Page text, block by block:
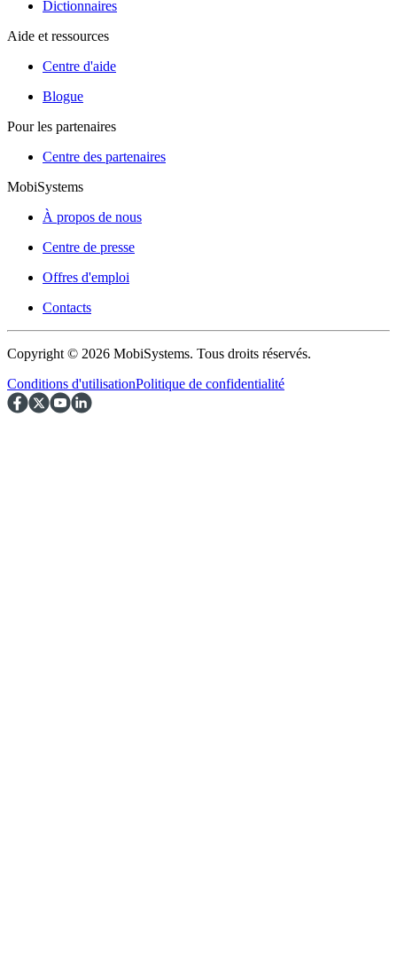
Dictionnaires
Aide et ressources
Centre d'aide
Blogue
Pour les partenaires
Centre des partenaires
MobiSystems
À propos de nous
Centre de presse
Offres d'emploi
Contacts
Copyright © 2026 MobiSystems. Tous droits réservés.
Conditions d'utilisationPolitique de confidentialité